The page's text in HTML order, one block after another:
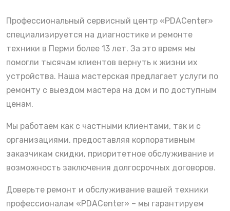
Профессиональный сервисный центр «PDACenter»
специализируется на диагностике и ремонте
техники в Перми более 13 лет. За это время мы
помогли тысячам клиентов вернуть к жизни их
устройства. Наша мастерская предлагает услуги по
ремонту с выездом мастера на дом и по доступным
ценам.
Мы работаем как с частными клиентами, так и с
организациями, предоставляя корпоративным
заказчикам скидки, приоритетное обслуживание и
возможность заключения долгосрочных договоров.
Доверьте ремонт и обслуживание вашей техники
профессионалам «PDACenter» – мы гарантируем